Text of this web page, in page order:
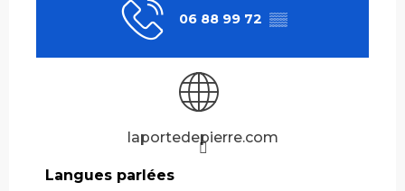
06 88 99 72 ▒▒
laportedepierre.com
Langues parlées
Langues parlées